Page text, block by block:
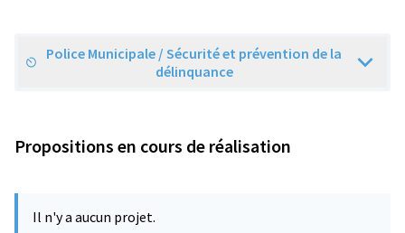
Scope
Police Municipale / Sécurité et prévention de la
délinquance
Propositions en cours de réalisation
Il n'y a aucun projet.